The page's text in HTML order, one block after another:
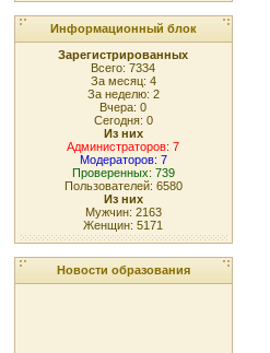
Информационный блок
Зарегистрированных
Всего: 7334
За месяц: 4
За неделю: 2
Вчера: 0
Сегодня: 0
Из них
Администраторов: 7
Модераторов: 7
Проверенных: 739
Пользователей: 6580
Из них
Мужчин: 2163
Женщин: 5171
Новости образования